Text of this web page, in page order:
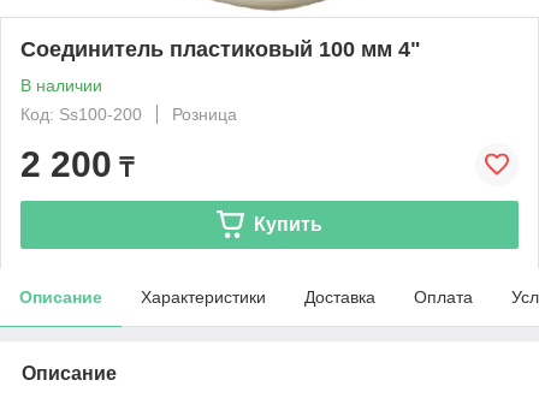
Соединитель пластиковый 100 мм 4"
В наличии
Код: Ss100-200
Розница
2 200 ₸
Купить
Описание Характеристики Доставка Оплата
Описание